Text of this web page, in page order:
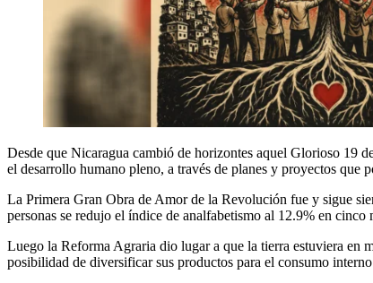
Desde que Nicaragua cambió de horizontes aquel Glorioso 19
el desarrollo humano pleno, a través de planes y proyectos que
La Primera Gran Obra de Amor de la Revolución fue y sigue
personas se redujo el índice de analfabetismo al 12.9% en
Luego la Reforma Agraria dio lugar a que la tierra estuviera en
posibilidad de diversificar sus productos para el consumo